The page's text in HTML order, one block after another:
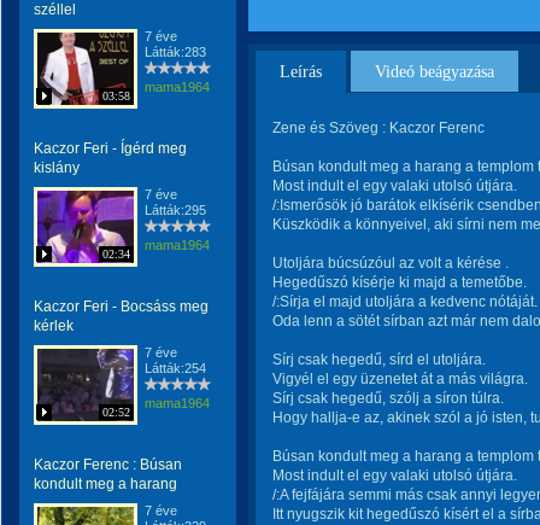
széllel
03:58
7 éve
Látták:283
mama1964
Kaczor Feri - Ígérd meg
kislány
02:34
7 éve
Látták:295
mama1964
Kaczor Feri - Bocsáss meg
kérlek
02:52
7 éve
Látták:254
mama1964
Kaczor Ferenc : Búsan
kondult meg a harang
7 éve
Leírás Videó beágyazása
Zene és Szöveg : Kaczor Ferenc
Búsan kondult meg a harang a templom
Most indult el egy valaki utolsó útjára.
/:Ismerősök jó barátok elkísérik
Küszködik a könnyeivel, aki sírni nem
Utoljára búcsúzóul az volt a kérése .
Hegedűszó kísérje ki majd a temetőbe.
/:Sírja el majd utoljára a kedvenc nótáját.
Oda lenn a sötét sírban azt már nem
Sírj csak hegedű, sírd el utoljára.
Vigyél el egy üzenetet át a más világra.
Sírj csak hegedű, szólj a síron túlra.
Hogy hallja-e az, akinek szól a jó isten,
Búsan kondult meg a harang a templom
Most indult el egy valaki utolsó útjára.
/:A fejfájára semmi más csak annyi
Itt nyugszik kit hegedűszó kísért el a